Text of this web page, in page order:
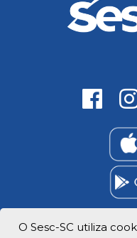
O Sesc-SC utiliza